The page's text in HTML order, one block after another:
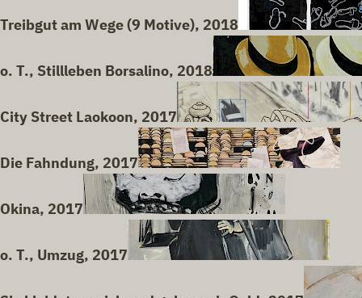
Treibgut am Wege (9 Motive), 2018
o. T., Stillleben Borsalino, 2018
City Street Laokoon, 2017
Die Fahndung, 2017
Okina, 2017
o. T., Umzug, 2017